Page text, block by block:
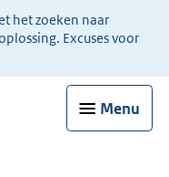
het zoeken naar
Excuses voor
Menu